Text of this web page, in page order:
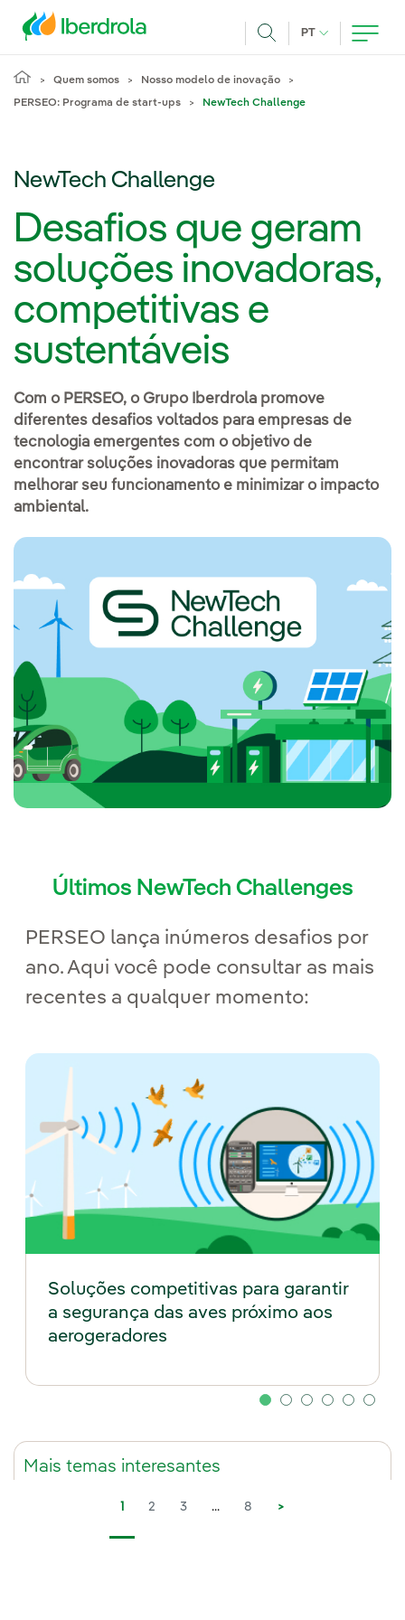
PT IDIOMA ATUAL,
Quem somos Nosso modelo de inovação
PERSEO: Programa de start-ups NewTech Challenge
NewTech Challenge
Desafios que geram
soluções inovadoras,
competitivas e
sustentáveis
Com o PERSEO, o Grupo Iberdrola promove
diferentes desafios voltados para empresas de
tecnologia emergentes com o objetivo de
encontrar soluções inovadoras que permitam
melhorar seu funcionamento e minimizar o impacto
ambiental.
Últimos NewTech Challenges
PERSEO lança inúmeros desafios por
ano. Aqui você pode consultar as mais
recentes a qualquer momento:
Soluções competitivas para garantir
a segurança das aves próximo aos
aerogeradores
Mais temas interesantes
1 2 3 ... 8 >
N
o
o
o